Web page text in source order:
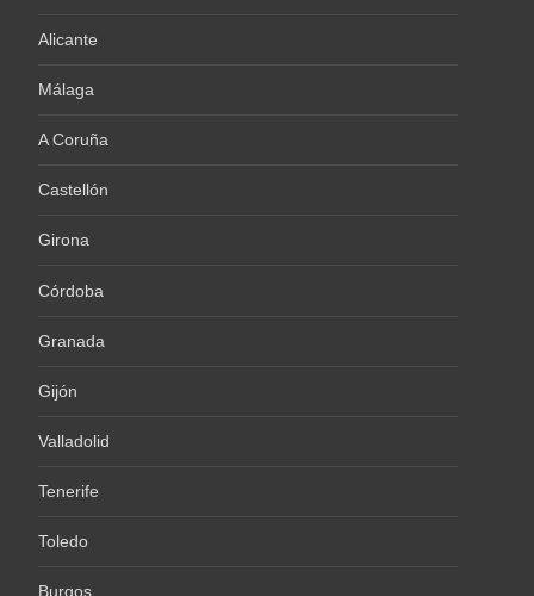
Alicante
Málaga
A Coruña
Castellón
Girona
Córdoba
Granada
Gijón
Valladolid
Tenerife
Toledo
Burgos